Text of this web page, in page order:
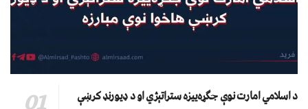
د اسلامي امارت نوې جګړه‌ییزه ستراتېژي او د ډیورنډ کرښې